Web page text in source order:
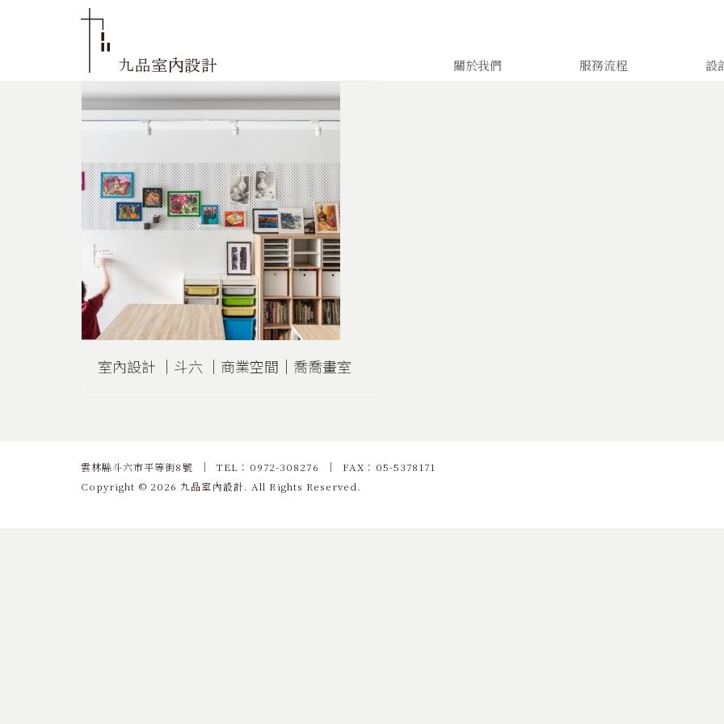
關於我們 服務流程 設
室內設計 │斗六 │商業空間│喬喬畫室
雲林縣斗六市平等街8號 │ TEL：0972-308276 │ FAX：05-5378171
Copyright © 2026 九品室內設計. All Rights Reserved.